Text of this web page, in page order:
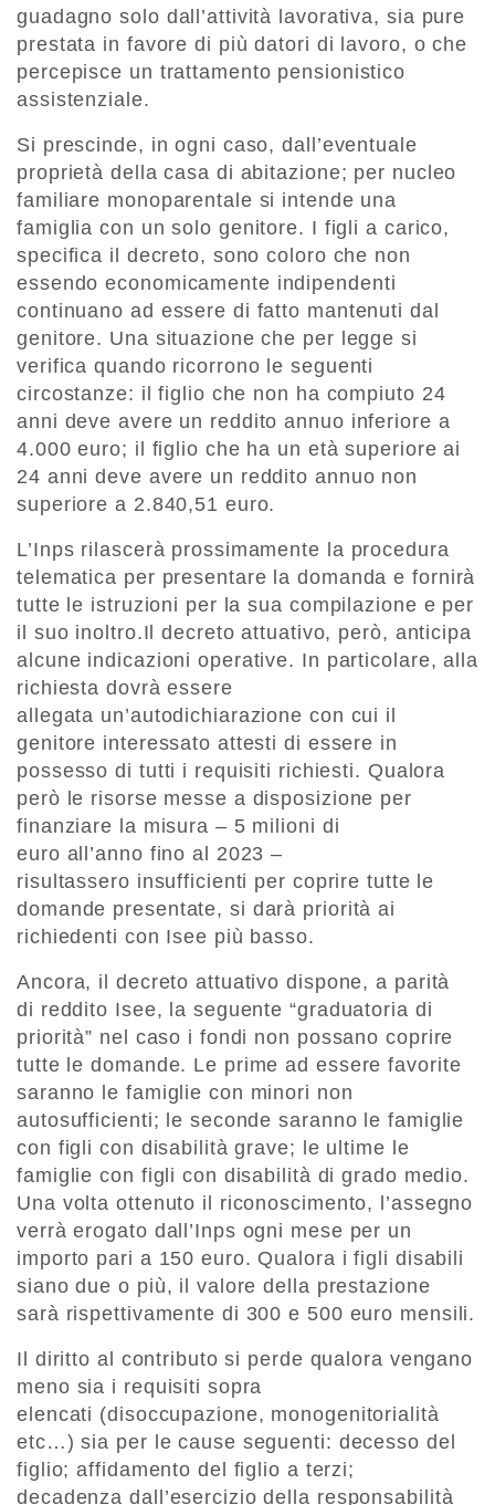
guadagno solo dall’attività lavorativa, sia pure
prestata in favore di più datori di lavoro, o che
percepisce un trattamento pensionistico
assistenziale.
Si prescinde, in ogni caso, dall’eventuale
proprietà della casa di abitazione; per nucleo
familiare monoparentale si intende una
famiglia con un solo genitore. I figli a carico,
specifica il decreto, sono coloro che non
essendo economicamente indipendenti
continuano ad essere di fatto mantenuti dal
genitore. Una situazione che per legge si
verifica quando ricorrono le seguenti
circostanze: il figlio che non ha compiuto 24
anni deve avere un reddito annuo inferiore a
4.000 euro; il figlio che ha un età superiore ai
24 anni deve avere un reddito annuo non
superiore a 2.840,51 euro.
L’Inps rilascerà prossimamente la procedura
telematica per presentare la domanda e fornirà
tutte le istruzioni per la sua compilazione e per
il suo inoltro.Il decreto attuativo, però, anticipa
alcune indicazioni operative. In particolare, alla
richiesta dovrà essere
allegata un’autodichiarazione con cui il
genitore interessato attesti di essere in
possesso di tutti i requisiti richiesti. Qualora
però le risorse messe a disposizione per
finanziare la misura – 5 milioni di
euro all’anno fino al 2023 –
risultassero insufficienti per coprire tutte le
domande presentate, si darà priorità ai
richiedenti con Isee più basso.
Ancora, il decreto attuativo dispone, a parità
di reddito Isee, la seguente “graduatoria di
priorità” nel caso i fondi non possano coprire
tutte le domande. Le prime ad essere favorite
saranno le famiglie con minori non
autosufficienti; le seconde saranno le famiglie
con figli con disabilità grave; le ultime le
famiglie con figli con disabilità di grado medio.
Una volta ottenuto il riconoscimento, l’assegno
verrà erogato dall’Inps ogni mese per un
importo pari a 150 euro. Qualora i figli disabili
siano due o più, il valore della prestazione
sarà rispettivamente di 300 e 500 euro mensili.
Il diritto al contributo si perde qualora vengano
meno sia i requisiti sopra
elencati (disoccupazione, monogenitorialità
etc…) sia per le cause seguenti: decesso del
figlio; affidamento del figlio a terzi;
decadenza dall’esercizio della responsabilità